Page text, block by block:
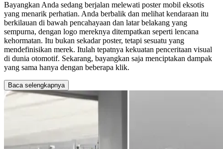
Bayangkan Anda sedang berjalan melewati poster mobil eksotis
yang menarik perhatian. Anda berbalik dan melihat kendaraan itu
berkilauan di bawah pencahayaan dan latar belakang yang
sempurna, dengan logo mereknya ditempatkan seperti lencana
kehormatan. Itu bukan sekadar poster, tetapi sesuatu yang
mendefinisikan merek. Itulah tepatnya kekuatan penceritaan visual
di dunia otomotif. Sekarang, bayangkan saja menciptakan dampak
yang sama hanya dengan beberapa klik.
Baca selengkapnya